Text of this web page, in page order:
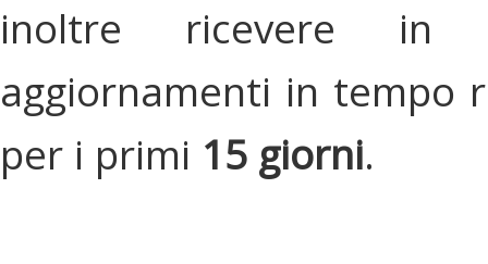
inoltre ricevere in
aggiornamenti in tempo
per i primi 15 giorni.